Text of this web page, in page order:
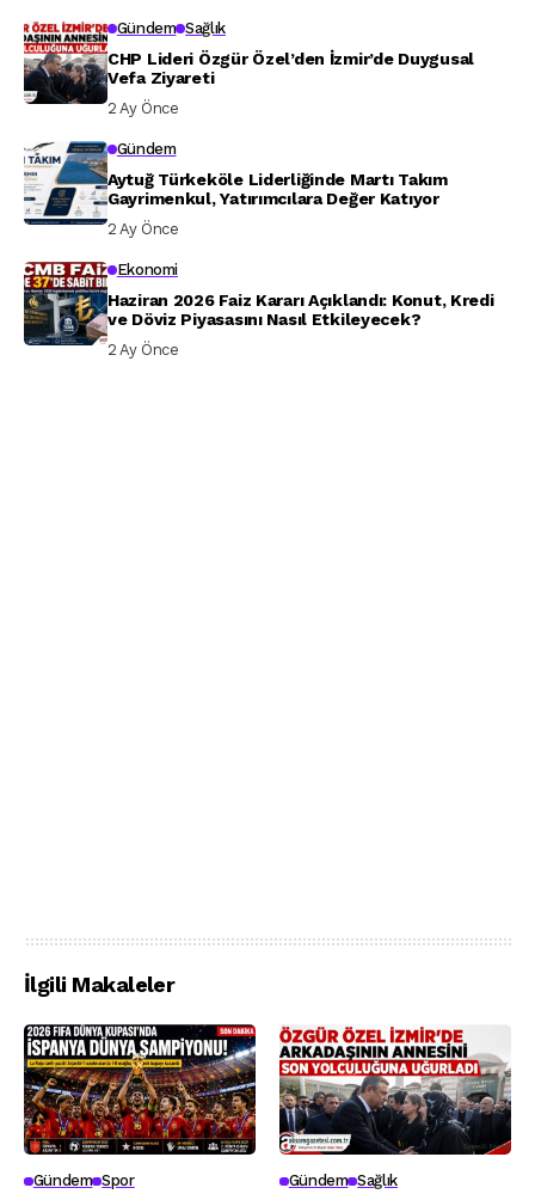
Gündem Sağlık
CHP Lideri Özgür Özel’den İzmir’de Duygusal
Vefa Ziyareti
2 Ay Önce
Gündem
Aytuğ Türkeköle Liderliğinde Martı Takım
Gayrimenkul, Yatırımcılara Değer Katıyor
2 Ay Önce
Ekonomi
Haziran 2026 Faiz Kararı Açıklandı: Konut, Kredi
ve Döviz Piyasasını Nasıl Etkileyecek?
2 Ay Önce
İlgili Makaleler
Gündem Spor Gündem Sağlık